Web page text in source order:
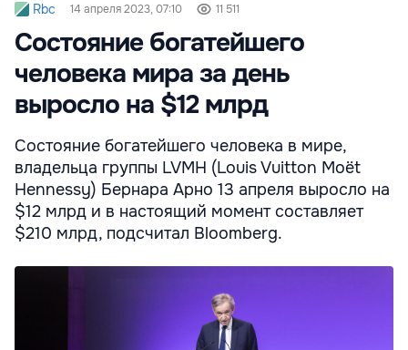
Rbc 14 апреля 2023, 07:10 11 511
Состояние богатейшего
человека мира за день
выросло на $12 млрд
Состояние богатейшего человека в мире,
владельца группы LVMH (Louis Vuitton Moët
Hennessy) Бернара Арно 13 апреля выросло на
$12 млрд и в настоящий момент составляет
$210 млрд, подсчитал Bloomberg.